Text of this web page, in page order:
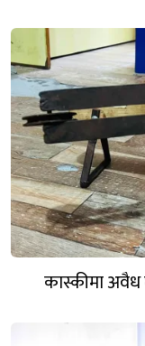
कास्कीमा अवैध